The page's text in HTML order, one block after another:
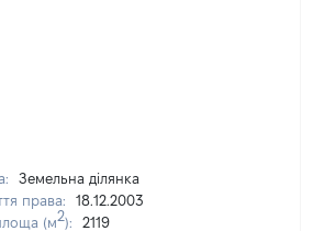
Земельна ділянка
права:
18.12.2003
(м2):
2119